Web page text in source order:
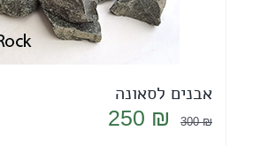
אבנים לסאונה
300₪
המחיר
250 ₪
המחיר